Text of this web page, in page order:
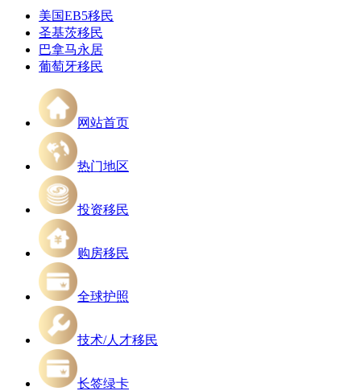
美国EB5移民
圣基茨移民
巴拿马永居
葡萄牙移民
网站首页
热门地区
投资移民
购房移民
全球护照
技术/人才移民
长签绿卡